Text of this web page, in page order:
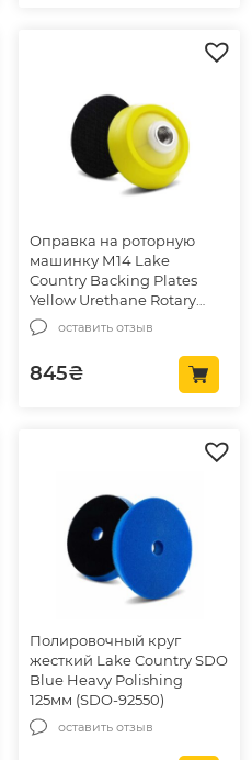
Оправка на роторную
машинку М14 Lake
Country Backing Plates
Yellow Urethane Rotary
73мм (43-073-14MM)
оставить отзыв
845₴
Полировочный круг
жесткий Lake Country SDO
Blue Heavy Polishing
125мм (SDO-92550)
оставить отзыв